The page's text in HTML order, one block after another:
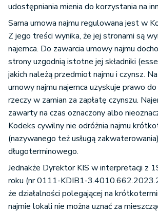
udostępniania mienia do korzystania na
Sama umowa najmu regulowana jest w
Z jego treści wynika, że jej stronami są
najemca. Do zawarcia umowy najmu
strony uzgodnią istotne jej składniki
jakich należą przedmiot najmu i czynsz.
umowy najmu najemca uzyskuje prawo
rzeczy w zamian za zapłatę czynszu.
zawarty na czas oznaczony albo
Kodeks cywilny nie odróżnia najmu
(nazywanego też usługą
długoterminowego.
Jednakże Dyrektor KIS w interpretacji z
roku (nr 0111-KDIB1-
że działalności polegającej na
najmie lokali nie można uznać za